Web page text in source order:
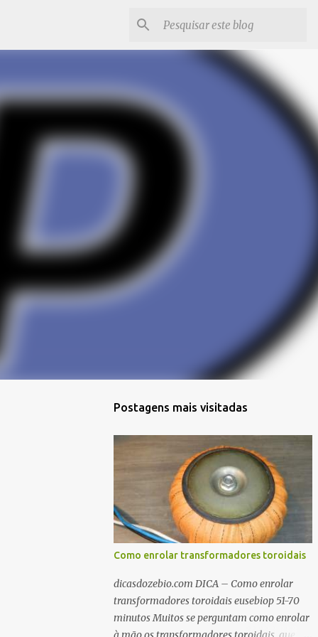
Postagens mais visitadas
Como enrolar transformadores toroidais
dicasdozebio.com DICA – Como enrolar
transformadores toroidais eusebiop 51-70
minutos Muitos se perguntam como enrolar